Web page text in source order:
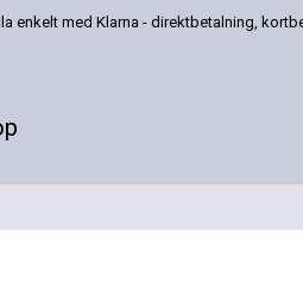
enkelt med Klarna - direktbetalning,